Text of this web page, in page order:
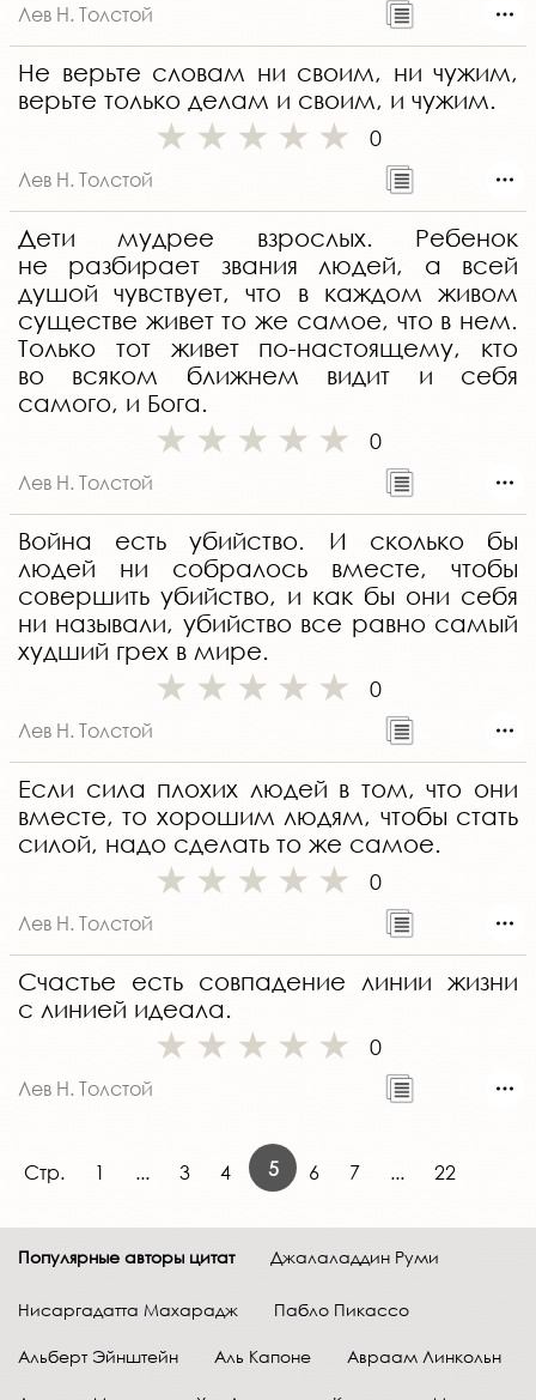
Лев Н. Толстой
Не верьте словам ни своим, ни чужим,
верьте только делам и своим, и чужим.
0
Лев Н. Толстой
Дети мудрее взрослых. Ребенок
не разбирает звания людей, а всей
душой чувствует, что в каждом живом
существе живет то же самое, что в нем.
Только тот живет по-настоящему, кто
во всяком ближнем видит и себя
самого, и Бога.
0
Лев Н. Толстой
Война есть убийство. И сколько бы
людей ни собралось вместе, чтобы
совершить убийство, и как бы они себя
ни называли, убийство все равно самый
худший грех в мире.
0
Лев Н. Толстой
Если сила плохих людей в том, что они
вместе, то хорошим людям, чтобы стать
силой, надо сделать то же самое.
0
Лев Н. Толстой
Счастье есть совпадение линии жизни
с линией идеала.
0
Лев Н. Толстой
Стр. 1 ... 3 4 5 6 7 ... 22
Популярные авторы цитат Джалаладдин Руми
Нисаргадатта Махарадж Пабло Пикассо
Альберт Эйнштейн Аль Капоне Авраам Линкольн